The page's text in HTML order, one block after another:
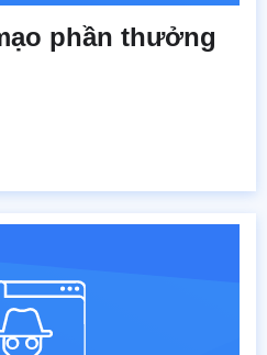
phần thưởng